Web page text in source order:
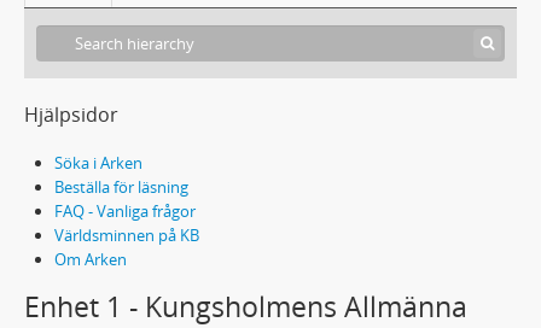
Hjälpsidor
Söka i Arken
Beställa för läsning
FAQ - Vanliga frågor
Världsminnen på KB
Om Arken
Enhet 1 - Kungsholmens Allmänna